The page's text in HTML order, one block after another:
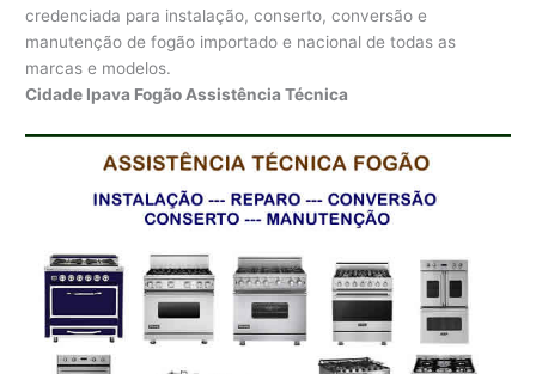
credenciada para instalação, conserto, conversão e
manutenção de fogão importado e nacional de todas as
marcas e modelos.
Cidade Ipava Fogão Assistência Técnica